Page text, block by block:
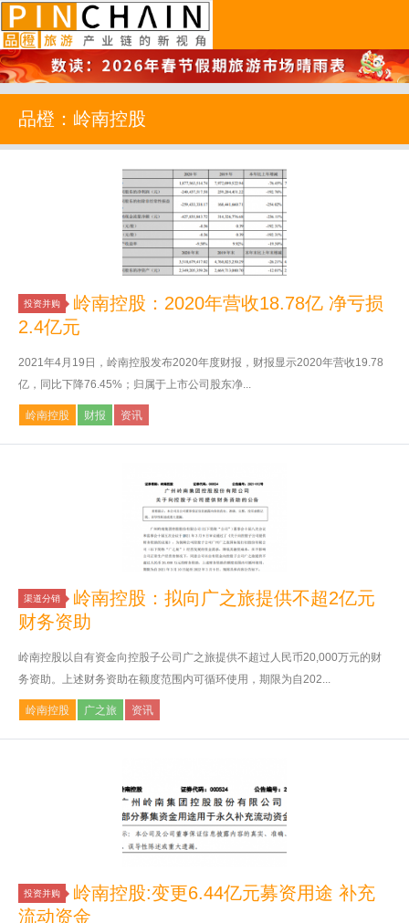
品橙旅游
品橙：岭南控股
投资并购
岭南控股：2020年营收18.78亿 净亏损
2.4亿元
2021年4月19日，岭南控股发布2020年度财报，财报显示2020年营收19.78
亿，同比下降76.45%；归属于上市公司股东净...
岭南控股 财报 资讯
渠道分销
岭南控股：拟向广之旅提供不超2亿元
财务资助
岭南控股以自有资金向控股子公司广之旅提供不超过人民币20,000万元的财
务资助。上述财务资助在额度范围内可循环使用，期限为自202...
岭南控股 广之旅 资讯
投资并购
岭南控股:变更6.44亿元募资用途 补充
流动资金